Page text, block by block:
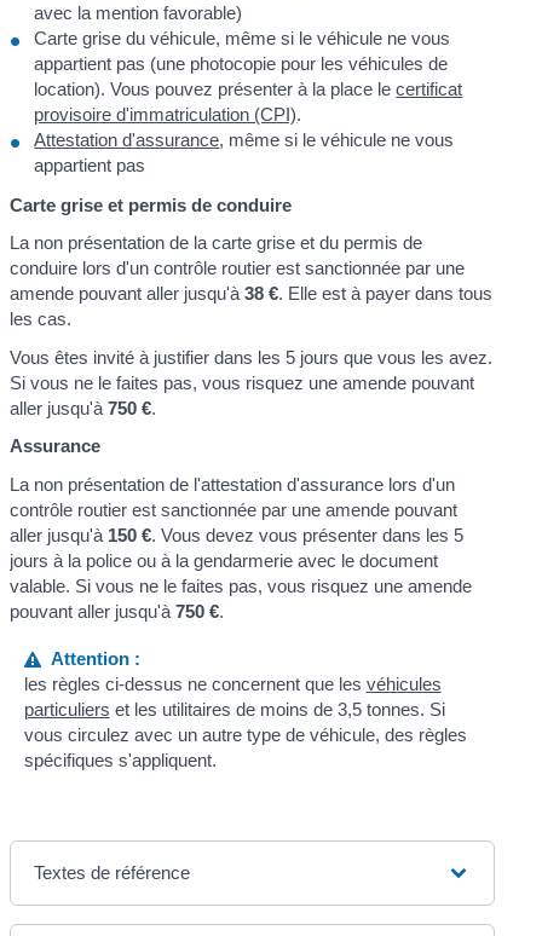
avec la mention favorable)
Carte grise du véhicule, même si le véhicule ne vous
appartient pas (une photocopie pour les véhicules de
location). Vous pouvez présenter à la place lecertificat
provisoire d'immatriculation (CPI).
Attestation d'assurance, même si le véhicule ne vous
appartient pas
Carte grise et permis de conduire
La non présentation de la carte grise et du permis de
conduire lors d'un contrôle routier est sanctionnée par une
amende pouvant aller jusqu'à38 €. Elle est à payer dans tous
les cas.
Vous êtes invité à justifier dans les 5 jours que vous les avez.
Si vous ne le faites pas, vous risquez une amende pouvant
aller jusqu'à750 €.
Assurance
La non présentation de l'attestation d'assurance lors d'un
contrôle routier est sanctionnée par une amende pouvant
aller jusqu'à 150 €. Vous devez vous présenter dans les 5
jours à la police ou à la gendarmerie avec le document
valable. Si vous ne le faites pas, vous risquez une amende
pouvant aller jusqu'à750 €.
Attention :
les règles ci-dessus ne concernent que les véhicules
particuliers et les utilitaires de moins de 3,5 tonnes. Si
vous circulez avec un autre type de véhicule, des règles
spécifiques s'appliquent.
Textes de référence